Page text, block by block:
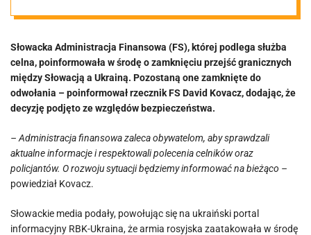
rozwoju
sytuacji
będziemy
informować na
bieżąco”
Słowacka Administracja Finansowa (FS), której podlega służba
celna, poinformowała w środę o zamknięciu przejść granicznych
między Słowacją a Ukrainą. Pozostaną one zamknięte do
odwołania – poinformował rzecznik FS David Kovacz, dodając, że
decyzję podjęto ze względów bezpieczeństwa.
– Administracja finansowa zaleca obywatelom, aby sprawdzali
aktualne informacje i respektowali polecenia celników oraz
policjantów. O rozwoju sytuacji będziemy informować na bieżąco –
powiedział Kovacz.
Słowackie media podały, powołując się na ukraiński portal
informacyjny RBK-Ukraina, że armia rosyjska zaatakowała w środę